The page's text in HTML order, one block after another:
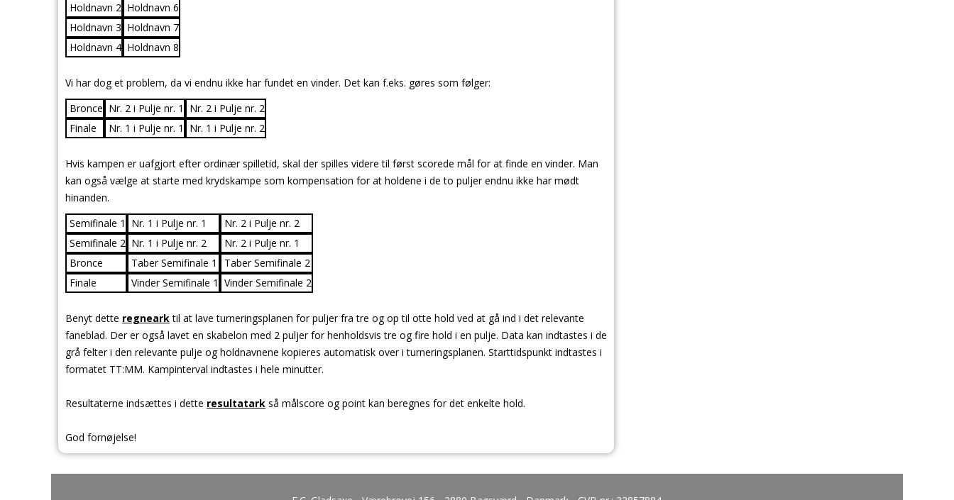
Holdnavn 2 Holdnavn 6
Holdnavn 3 Holdnavn 7
Holdnavn 4 Holdnavn 8
Vi har dog et problem, da vi endnu ikke har fundet en vinder. Det kan f.eks. gøres som følger:
Bronce Nr. 2 i Pulje nr. 1
Nr. 2 i Pulje nr. 2
Finale
Nr. 1 i Pulje nr. 1 Nr. 1 i Pulje nr. 2
Hvis kampen er uafgjort efter ordinær spilletid, skal der spilles videre til først scorede mål for at finde en vinder. Man
kan også vælge at starte med krydskampe som kompensation for at holdene i de to puljer endnu ikke har mødt
hinanden.
Semifinale 1
Nr. 1 i Pulje nr. 1
Nr. 2 i Pulje nr. 2
Semifinale 2 Nr. 1 i Pulje nr. 2
Nr. 2 i Pulje nr. 1
Bronce
Taber Semifinale 1
Taber Semifinale 2
Finale
Vinder Semifinale 1 Vinder Semifinale 2
Benyt dette regnearktil at lave turneringsplanen for puljer fra tre og op til otte hold ved at gå ind i det relevante
faneblad. Der er også lavet en skabelon med 2 puljer for henholdsvis tre og fire hold i en pulje. Data kan indtastes i de
grå felter i den relevante pulje og holdnavnene kopieres automatisk over i turneringsplanen. Starttidspunkt indtastes i
formatet TT:MM. Kampinterval indtastes i hele minutter.
Resultaterne indsættes i dette resultatark så målscore og point kan beregnes for det enkelte hold.
God fornøjelse!